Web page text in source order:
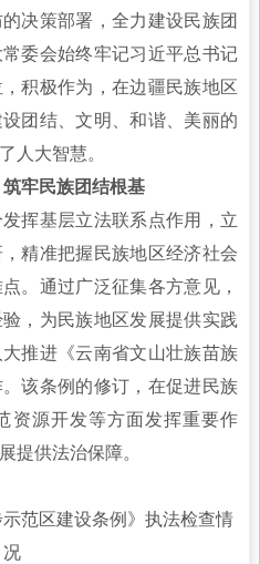
决策部署，全力建设民族团
委会始终牢记习近平总书记
积极作为，在边疆民族地区
团结、文明、和谐、美丽的
人大智慧。
牢民族团结根基
基层立法联系点作用，立
精准把握民族地区经济社会
。通过广泛征集各方意见，
，为民族地区发展提供实践
推进《云南省文山壮族苗族
该条例的修订，在促进民族
资源开发等方面发挥重要作
提供法治保障。
范区建设条例》执法检查情
况